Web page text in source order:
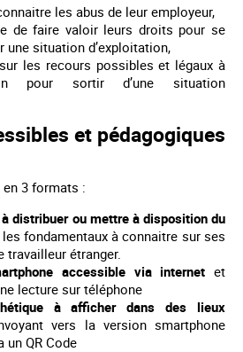
les abus de leur employeur,
de faire valoir leurs droits pour se
une situation d’exploitation,
les recours possibles et légaux à
pour sortir d’une situation
et pédagogiques
3 formats :
distribuer ou mettre à disposition du
fondamentaux à connaitre sur ses
travailleur étranger.
accessible via internet et
lecture sur téléphone
à afficher dans des lieux
vers la version smartphone
un QR Code